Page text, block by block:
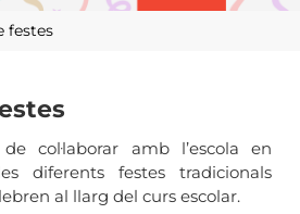
festes
col·laborar amb l’escola en
diferents festes tradicionals
al llarg del curs escolar.